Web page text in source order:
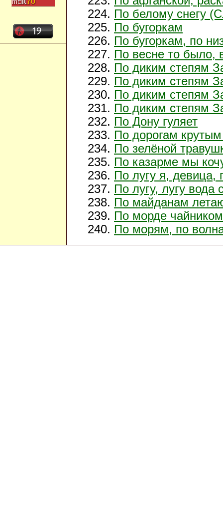
По белому снегу
По бугоркам
По бугоркам, по
По весне то было,
По диким степям
По диким степям
По диким степям
По диким степям
По Дону гуляет
По дорогам
По зелёной
По казарме мы
По лугу я, девица,
По лугу, лугу
По майданам
По морде чайником
По морям, по